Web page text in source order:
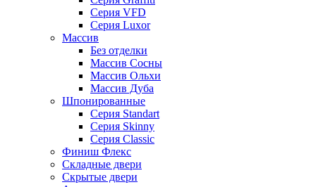
Серия VFD
Серия Luxor
Массив
Без отделки
Массив Сосны
Массив Ольхи
Массив Дуба
Шпонированные
Серия Standart
Серия Skinny
Серия Classic
Финиш Флекс
Складные двери
Скрытые двери